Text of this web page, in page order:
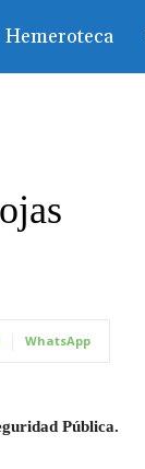
Hemeroteca
WhatsApp
Pública.